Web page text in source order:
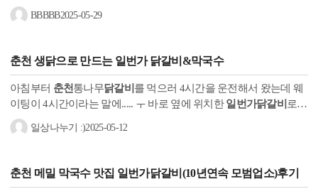
양일번가
필, 안양...
BBBBB2025-05-29
춘천 생닭으로 만드는 일번가 닭갈비 &막국수
아침부터 춘천통나무닭갈비 를 먹으러 4시간을 운전해서 왔는데 웨
이팅이 4시간이라는 말에..... ㅜ 바로 옆에 위치한일번가닭갈비 로
향했습니다~ 이날 5월 연휴였던 날이라서 어디든 사람이 많았던 날
이예요...
일상나누기 :)2025-05-12
춘천 메밀 막국수 맛집 일번가닭갈비 (10년연속 모범업소)후기